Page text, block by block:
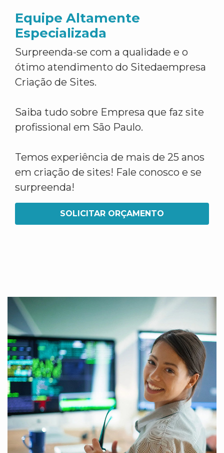
Equipe Altamente
Especializada
Surpreenda-se com a qualidade e o
ótimo atendimento do Sitedaempresa
Criação de Sites.
Saiba tudo sobre Empresa que faz site
profissional em São Paulo.
Temos experiência de mais de 25 anos
em criação de sites! Fale conosco e se
surpreenda!
SOLICITAR ORÇAMENTO